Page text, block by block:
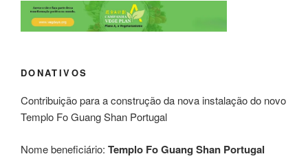
DONATIVOS
Contribuição para a construção da nova instalação do novo
Templo Fo Guang Shan Portugal
Nome beneficiário: Templo Fo Guang Shan Portugal